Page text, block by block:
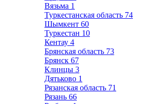
Вязьма 1
Туркестанская область 74
Шымкент 60
Туркестан 10
Кентау 4
Брянская область 73
Брянск 67
Клинцы 3
Дятьково 1
Рязанская область 71
Рязань 66